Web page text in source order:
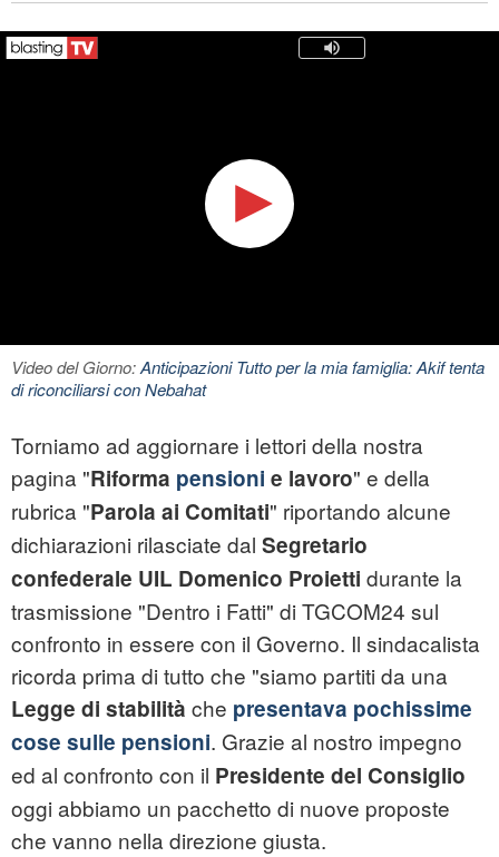
Video del Giorno:Anticipazioni Tutto per la mia famiglia: Akif tenta
di riconciliarsi con Nebahat
Torniamo ad aggiornare i lettori della nostra
pagina "Riforma pensioni e lavoro" e della
rubrica "Parola ai Comitati" riportando alcune
dichiarazioni rilasciate dal Segretario
confederale UIL Domenico Proietti durante la
trasmissione "Dentro i Fatti" di TGCOM24 sul
confronto in essere con il Governo. Il sindacalista
ricorda prima di tutto che "siamo partiti da una
Legge di stabilità che presentava pochissime
cose sulle pensioni. Grazie al nostro impegno
ed al confronto con il Presidente del Consiglio
oggi abbiamo un pacchetto di nuove proposte
che vanno nella direzione giusta.